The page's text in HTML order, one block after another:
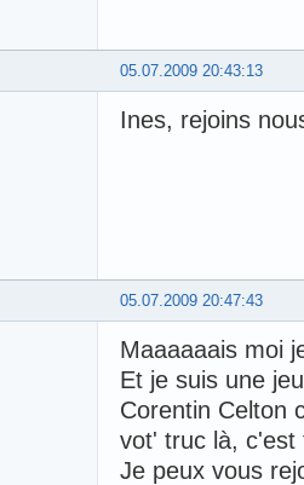
05.07.2009 20:43:13
Ines, rejoins
05.07.2009 20:47:43
Maaaaaais moi
Et je suis une
Corentin Celton
vot' truc là, c'est
Je peux vous